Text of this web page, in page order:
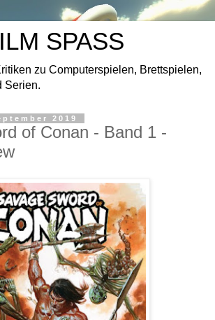
SPASS
zu Computerspielen, Brettspielen,
Serien.
2019
of Conan - Band 1 -